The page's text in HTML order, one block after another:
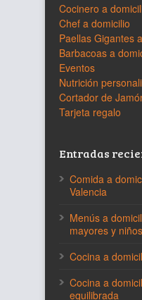
Cocinero a
Chef a domicilio
Paellas Gigantes
Barbacoas a
Eventos
Nutrición
Cortador de
Tarjeta regalo
Entradas
Comida a
Valencia
Menús a
mayores y niños
Cocina a
Cocina a
equilibrada